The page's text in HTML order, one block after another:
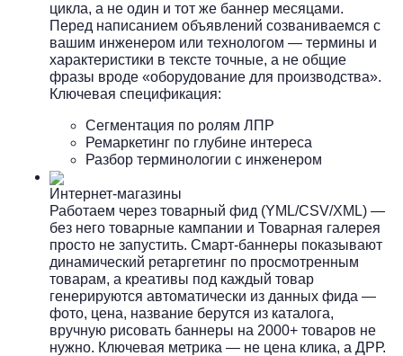
цикла, а не один и тот же баннер месяцами.
Перед написанием объявлений созваниваемся с
вашим инженером или технологом — термины и
характеристики в тексте точные, а не общие
фразы вроде «оборудование для производства».
Ключевая спецификация:
Сегментация по ролям ЛПР
Ремаркетинг по глубине интереса
Разбор терминологии с инженером
Интернет-магазины
Работаем через товарный фид (YML/CSV/XML) —
без него товарные кампании и Товарная галерея
просто не запустить. Смарт-баннеры показывают
динамический ретаргетинг по просмотренным
товарам, а креативы под каждый товар
генерируются автоматически из данных фида —
фото, цена, название берутся из каталога,
вручную рисовать баннеры на 2000+ товаров не
нужно. Ключевая метрика — не цена клика, а ДРР.